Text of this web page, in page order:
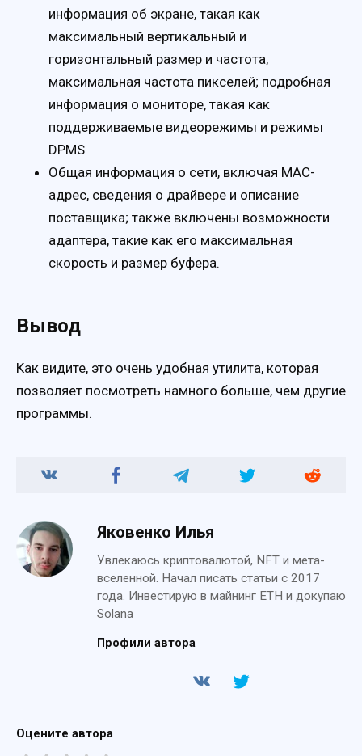
информация об экране, такая как
максимальный вертикальный и
горизонтальный размер и частота,
максимальная частота пикселей; подробная
информация о мониторе, такая как
поддерживаемые видеорежимы и режимы
DPMS
Общая информация о сети, включая MAC-
адрес, сведения о драйвере и описание
поставщика; также включены возможности
адаптера, такие как его максимальная
скорость и размер буфера.
Вывод
Как видите, это очень удобная утилита, которая
позволяет посмотреть намного больше, чем другие
программы.
Яковенко Илья
Увлекаюсь криптовалютой, NFT и мета-
вселенной. Начал писать статьи с 2017
года. Инвестирую в майнинг ETH и докупаю
Solana
Профили автора
Оцените автора